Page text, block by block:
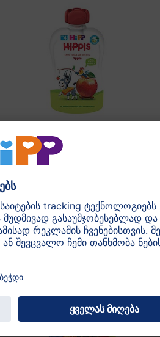
მე-4 თვიდან